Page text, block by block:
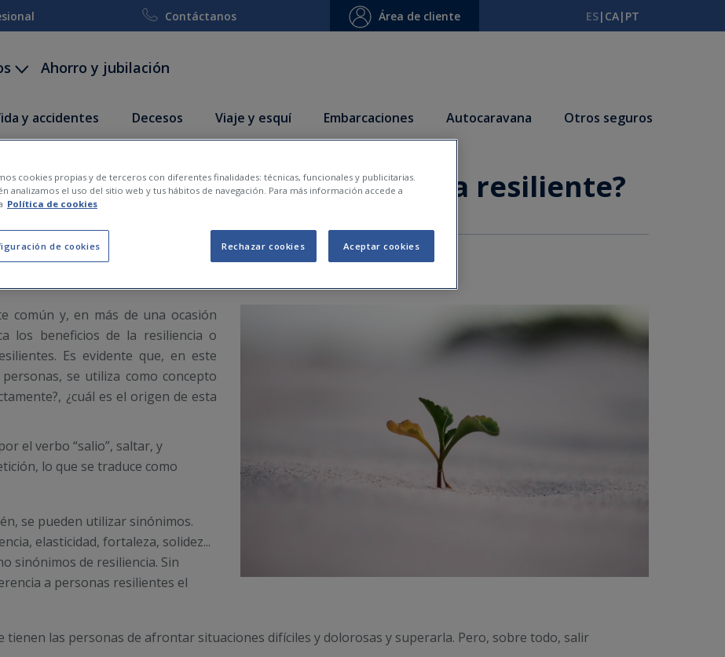
Contáctanos Área de cliente ES| CA| PT
Ahorro y jubilación
y accidentes Decesos Viaje y esquí Embarcaciones Autocaravana Otros seguros
y cómo ser una persona resiliente?
2021-03-25
común y, en más de una ocasión
los beneficios de la resiliencia o
Es evidente que, en este
se utiliza como concepto
¿cuál es el origen de esta
el verbo “salio”, saltar, y
lo que se traduce como
se pueden utilizar sinónimos.
elasticidad, fortaleza, solidez...
sinónimos de resiliencia. Sin
a personas resilientes el
tienen las personas de afrontar situaciones difíciles y dolorosas y superarla. Pero, sobre todo, salir
cookies propias y de terceros con diferentes finalidades: técnicas, funcionales y publicitarias.
analizamos el uso del sitio web y tus hábitos de navegación. Para más información accede a
Política de cookies
de cookies Rechazar cookies Aceptar cookies